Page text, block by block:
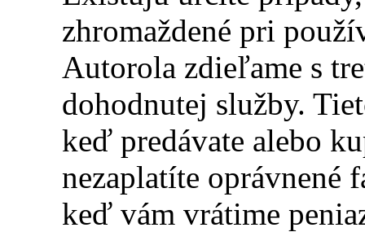
zhromaždené pri
Autorola zdieľame s
dohodnutej služby.
keď predávate alebo
nezaplatíte oprávnené
keď vám vrátime